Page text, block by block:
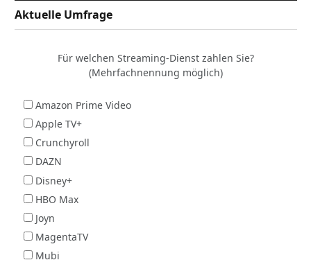
Aktuelle Umfrage
Für welchen Streaming-Dienst zahlen Sie?
(Mehrfachnennung möglich)
Amazon Prime Video
Apple TV+
Crunchyroll
DAZN
Disney+
HBO Max
Joyn
MagentaTV
Mubi